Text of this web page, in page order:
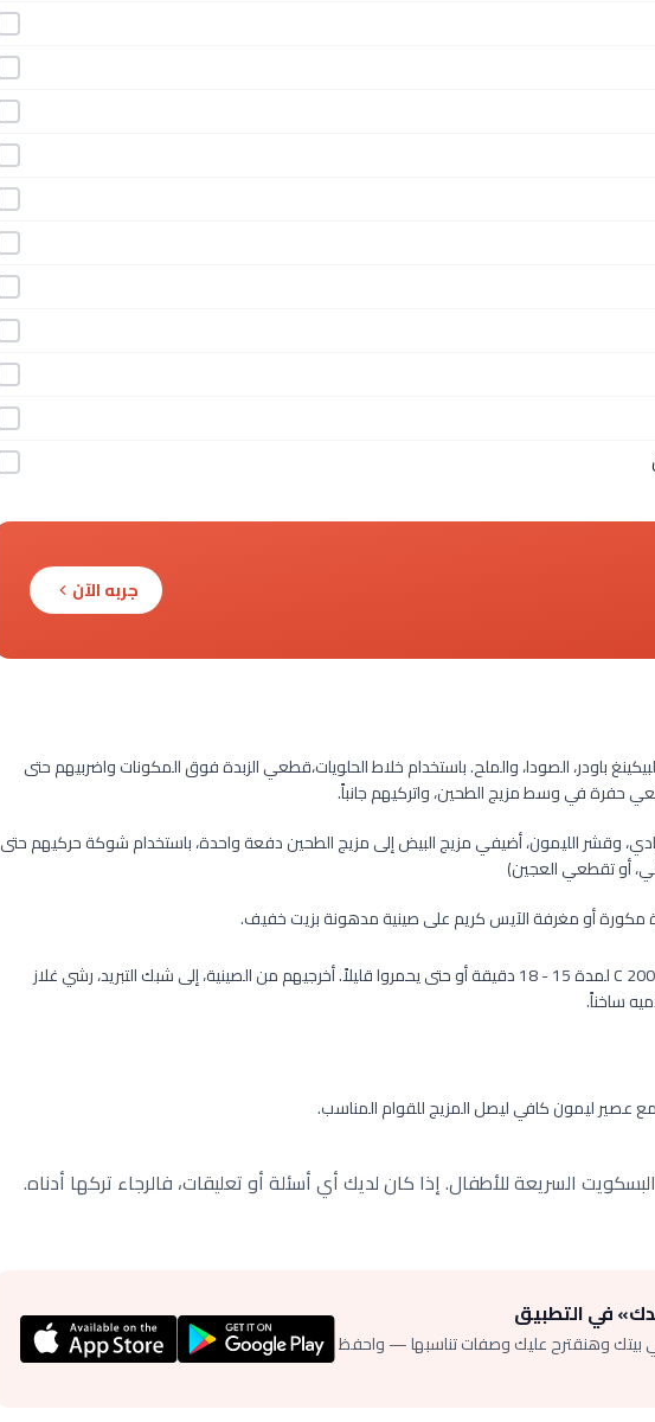
جربه الآن
باودر، الصودا، والملح. باستخدام خلاط الحلويات،قطعي الزبدة فوق المكونات واضربيهم حتى
حفرة في وسط مزيج الطحين، واتركيهم جانباً.
وقشر الليمون، أضيفي مزيج البيض إلى مزيج الطحين دفعة واحدة، باستخدام شوكة حركيهم حتى
أو تقطعي العجين)
مكورة أو مغرفة الآيس كريم على صينية مدهونة بزيت خفيف.
اخبزي البسكويت في فرن درجة حرارته 200 C لمدة 15 - 18 دقيقة أو حتى يحمروا قليلاً. أخرجيهم من الصينية، إلى شبك التبريد، رشي غلاز
ساخناً.
عصير ليمون كافي ليصل المزيج للقوام المناسب.
السريعة للأطفال. إذا كان لديك أي أسئلة أو تعليقات، فالرجاء تركها أدناه.
في التطبيق
بيتك وهنقترح عليك وصفات تناسبها — واحفظ